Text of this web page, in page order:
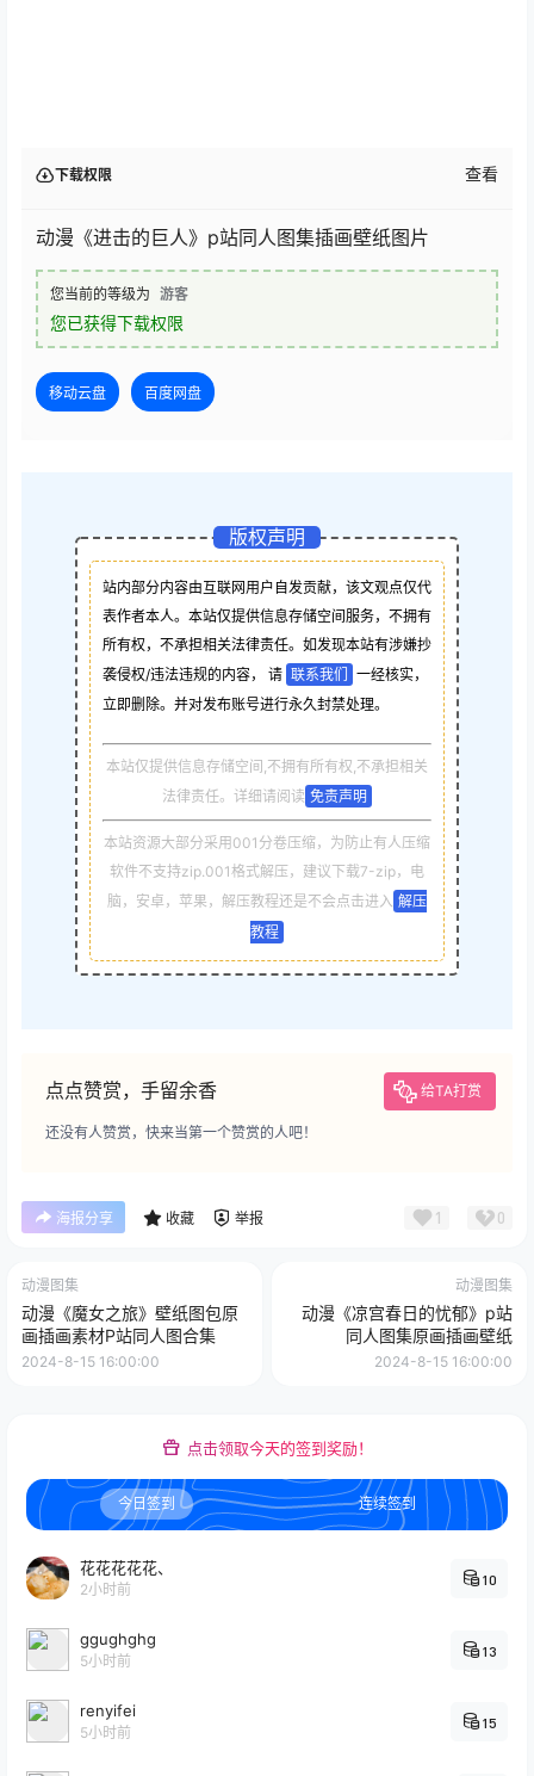
下载权限 查看
动漫《进击的巨人》p站同人图集插画壁纸图片
您当前的等级为 游客
您已获得下载权限
移动云盘 百度网盘
版权声明
站内部分内容由互联网用户自发贡献，该文观点仅代
表作者本人。本站仅提供信息存储空间服务，不拥有
所有权，不承担相关法律责任。如发现本站有涉嫌抄
袭侵权/违法违规的内容， 请 联系我们
一经核实，
立即删除。并对发布账号进行永久封禁处理。
本站仅提供信息存储空间,不拥有所有权,不承担相关
法律责任。详细请阅读 免责声明
本站资源大部分采用001分卷压缩，为防止有人压缩
软件不支持zip.001格式解压，建议下载7-zip，电
脑，安卓，苹果，解压教程还是不会点击进入 解压
教程
点点赞赏，手留余香 给TA打赏
还没有人赞赏，快来当第一个赞赏的人吧！
海报分享 收藏 举报 1 0
动漫图集
动漫《魔女之旅》壁纸图包原
画插画素材P站同人图合集
2024-8-15 16:00:00
动漫图集
动漫《凉宫春日的忧郁》p站
同人图集原画插画壁纸
2024-8-15 16:00:00
点击领取今天的签到奖励！
今日签到 连续签到
花花花花花、
2小时前
10
ggughghg
5小时前
13
renyifei
5小时前
15